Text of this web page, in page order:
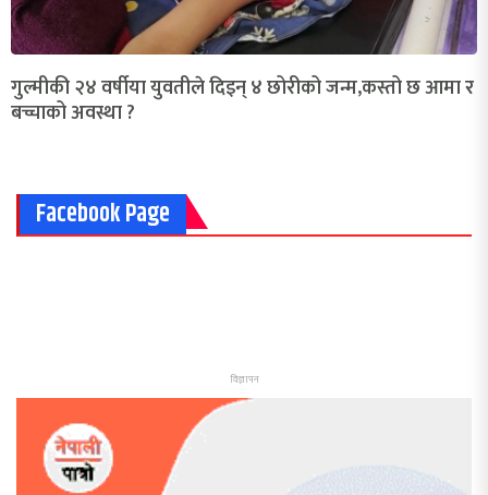
गुल्मीकी २४ वर्षीया युवतीले दिइन् ४ छोरीको जन्म,कस्तो छ आमा र
बच्चाको अवस्था ?
Facebook Page
विज्ञापन